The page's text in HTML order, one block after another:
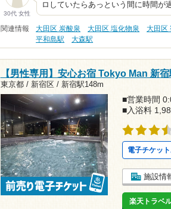
30代 女性
ロしていたらあっという間に時間が
関連情報 大田区 炭酸泉 大田区 塩化物泉 大田区
平和島駅
大森駅
【男性専用】安心お宿 Tokyo Man 新
東京都 / 新宿区 / 新宿駅148m
■営業時間
■入浴料
電子チケッ
施設情
楽天トラベ